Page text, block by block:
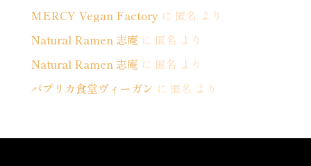
MERCY Vegan Factoryに 匿名 より
Natural Ramen 志庵 に 匿名 より
Natural Ramen 志庵 に 匿名 より
パプリカ食堂ヴィーガン に 匿名 より